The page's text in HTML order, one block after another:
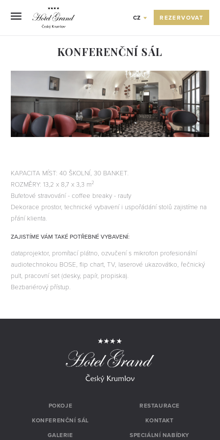
CZ REZERVOVAT
KONFERENČNÍ SÁL
KAPACITA MÍST: 40 ŠKOLNÍ, 30 BANKET.
ROZMĚRY: 13,2 x 8,7 x 3,3 m2
Bufetové stravování - coffee breaky - rauty
Dekorace prostor, technické vybavení i uspořádání stolů zajistíme na
přání klienta.
ZAJISTÍME VÁM TAKÉ POTŘEBNÉ VYBAVENÍ:
dataprojektor, promítací plátno, ozvučení s mikrofon profesionální
audiotechnokou BOSE, flip chart, TV, laserové ukazovátko, řečnický
pult, pracovní set (desky, papír, propiska).
Bezbariérový přístup.
POKOJE
KONFERENČNÍ SÁL
GALERIE
RESTAURACE
KONTAKT
SPECIÁLNÍ NABÍDKY